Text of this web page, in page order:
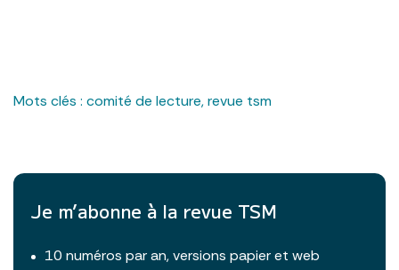
Mots clés : comité de lecture,revue tsm
Je m’abonne à la revue TSM
10 numéros par an, versions papier et web